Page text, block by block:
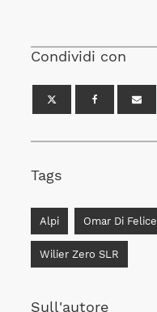
Condividi con
Tags
Alpi Omar Di Felice
Wilier Zero SLR
Sull'autore